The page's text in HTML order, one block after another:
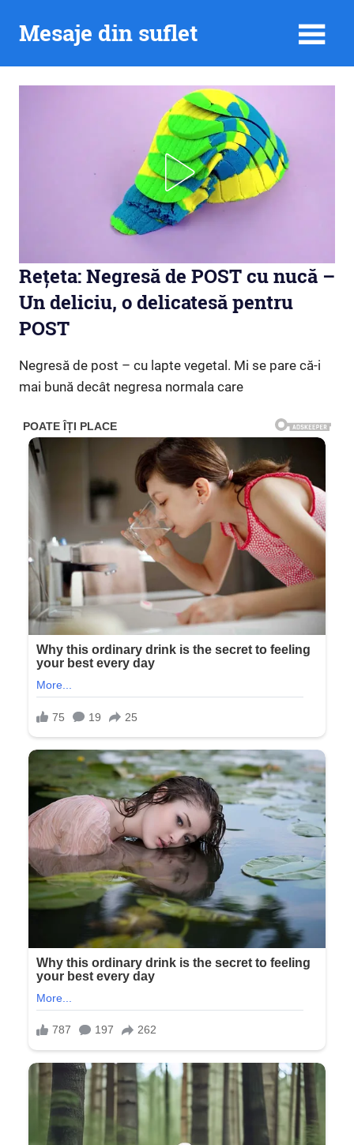
Mesaje din suflet
Rețeta: Negresă de POST cu nucă –
Un deliciu, o delicatesă pentru
POST
Negresă de post – cu lapte vegetal. Mi se pare că-i
mai bună decât negresa normala care